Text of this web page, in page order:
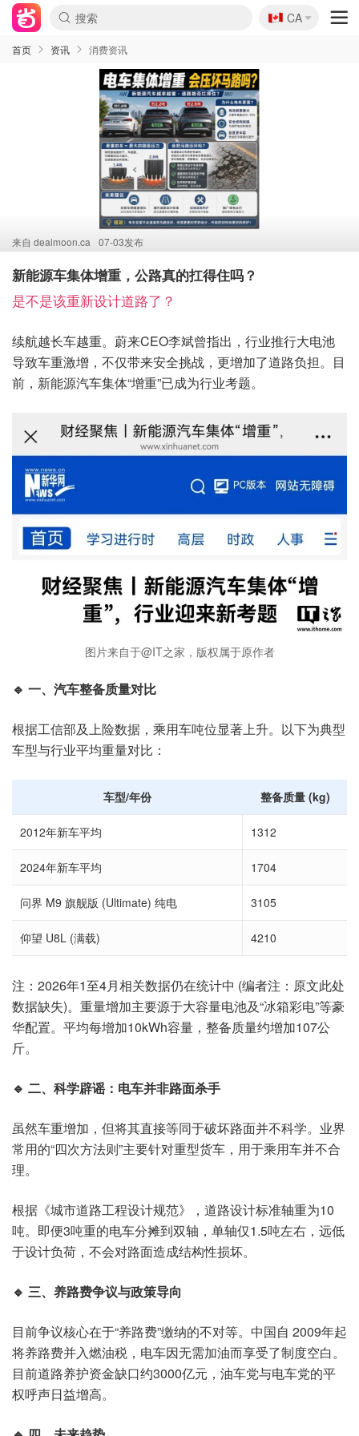
🇨🇦
CA
首页 资讯 消费资讯
来自 dealmoon.ca 07-03发布
新能源车集体增重，公路真的扛得住吗？
是不是该重新设计道路了？
续航越长车越重。蔚来CEO李斌曾指出，行业推行大电池
导致车重激增，不仅带来安全挑战，更增加了道路负担。目
前，新能源汽车集体“增重”已成为行业考题。
图片来自于@IT之家，版权属于原作者
🔹 一、汽车整备质量对比
根据工信部及上险数据，乘用车吨位显著上升。以下为典型
车型与行业平均重量对比：
车型/年份 整备质量 (kg)
2012年新车平均 1312
2024年新车平均 1704
问界 M9 旗舰版 (Ultimate) 纯电 3105
仰望 U8L (满载) 4210
注：2026年1至4月相关数据仍在统计中 (编者注：原文此处
数据缺失)。重量增加主要源于大容量电池及“冰箱彩电”等豪
华配置。平均每增加10kWh容量，整备质量约增加107公
斤。
🔹 二、科学辟谣：电车并非路面杀手
虽然车重增加，但将其直接等同于破坏路面并不科学。业界
常用的“四次方法则”主要针对重型货车，用于乘用车并不合
理。
根据《城市道路工程设计规范》，道路设计标准轴重为10
吨。即便3吨重的电车分摊到双轴，单轴仅1.5吨左右，远低
于设计负荷，不会对路面造成结构性损坏。
🔹 三、养路费争议与政策导向
目前争议核心在于“养路费”缴纳的不对等。中国自 2009年起
将养路费并入燃油税，电车因无需加油而享受了制度空白。
目前道路养护资金缺口约3000亿元，油车党与电车党的平
权呼声日益增高。